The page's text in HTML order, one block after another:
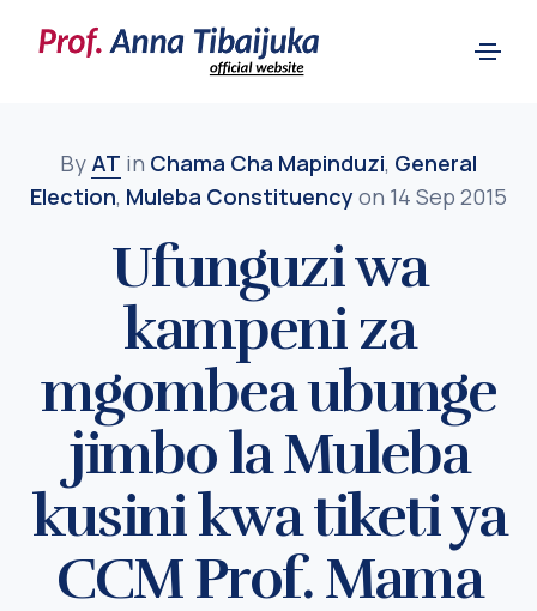
By AT in Chama Cha Mapinduzi, General
Election, Muleba Constituency on 14 Sep 2015
Ufunguzi wa
kampeni za
mgombea ubunge
jimbo la Muleba
kusini kwa tiketi ya
CCM Prof. Mama